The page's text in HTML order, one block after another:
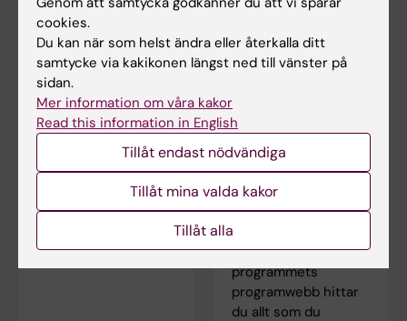
Lärplattformen
Logga in i Canvas
Lär dig använda
studentguide
För dig som är
student på
röntgensjuk­
sköterske­
programmet
På röntgensjuk­
sköterske­
programmets
programwebb hittar
du allt som du
cookies.
Du kan när som helst ändra eller återkalla ditt
samtycke via kakikonen längst ned till vänster på
sidan.
Mer information om våra kakor
Read this information in English
Tillåt endast nödvändiga
Tillåt mina valda kakor
Tillåt alla